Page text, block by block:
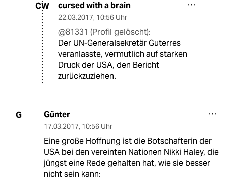
CW cursed with a brain
22.03.2017, 10:56 Uhr
@81331 (Profil gelöscht):
Der UN-Generalsekretär Guterres
veranlasste, vermutlich auf starken
Druck der USA, den Bericht
zurückzuziehen.
G Günter
17.03.2017, 10:56 Uhr
Eine große Hoffnung ist die Botschafterin der
USA bei den vereinten Nationen Nikki Haley, die
jüngst eine Rede gehalten hat, wie sie besser
nicht sein kann: